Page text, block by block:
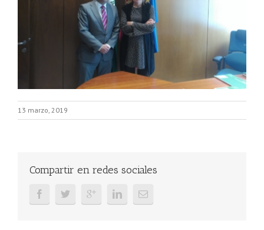
13 marzo, 2019
Compartir en redes sociales